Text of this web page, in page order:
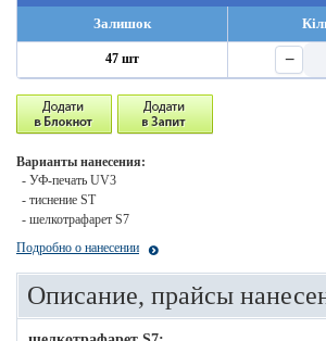
Залишок
47 шт −
Варианты нанесения:
- УФ-печать UV3
- тиснение ST
- шелкотрафарет S7
Подробно о нанесении
Описание, прайсы